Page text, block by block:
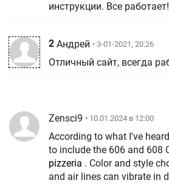
инструкции. Все работает!
2 Андрей • 3-01-2021, 20:26
Отличный сайт, всегда
Zensci9 • 10.01.2024 в 12:00
According to what I've
to include the 606 and 608
pizzeria . Color and style
and air lines can vibrate in